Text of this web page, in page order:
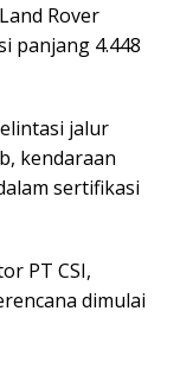
Rover
panjang 4.448
jalur
kendaraan
sertifikasi
PT CSI,
dimulai